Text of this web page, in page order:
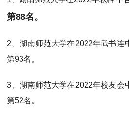
第88名。
2、湖南师范大学在2022年武书连
第93名。
3、湖南师范大学在2022年校友会
第52名。